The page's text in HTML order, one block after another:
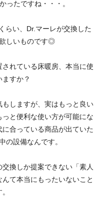
ったですね・・・。
らい、Dr.マーレが交換した
しいものです◎
れている床暖房、本当に使
すか？
しますが、実はもっと良い
と便利な使い方が可能にな
合っている商品が出ていた
の設備なんです。
換しか提案できない「素人
て本当にもったいないこと